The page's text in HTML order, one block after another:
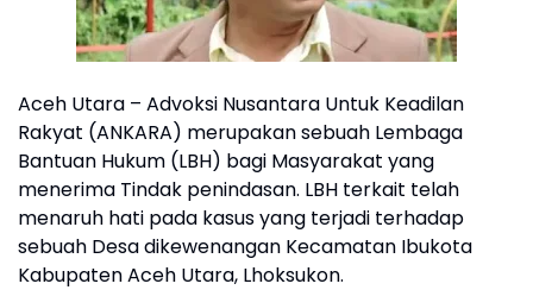
Aceh Utara – Advoksi Nusantara Untuk Keadilan
Rakyat (ANKARA) merupakan sebuah Lembaga
Bantuan Hukum (LBH) bagi Masyarakat yang
menerima Tindak penindasan. LBH terkait telah
menaruh hati pada kasus yang terjadi terhadap
sebuah Desa dikewenangan Kecamatan Ibukota
Kabupaten Aceh Utara, Lhoksukon.